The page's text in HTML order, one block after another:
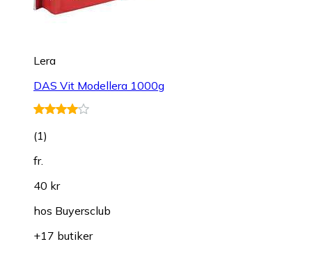
Lera
DAS Vit Modellera 1000g
(1)
fr.
40 kr
hos Buyersclub
+17 butiker